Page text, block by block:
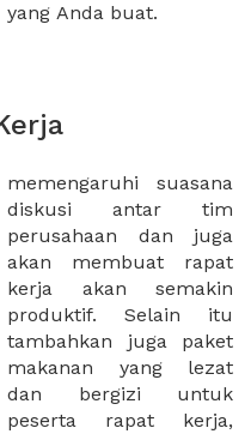
yang Anda buat.